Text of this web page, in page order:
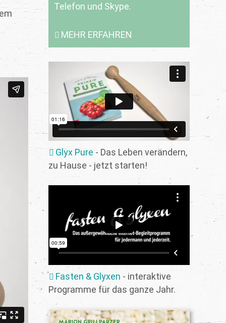
Telefon und Skype.
MEHR ERFAHREN
Glyx Pure - Das Leben verändern,
zu Hause - jetzt starten!
Fasten & Glyxen - interaktive
Programme für das ganze Jahr.